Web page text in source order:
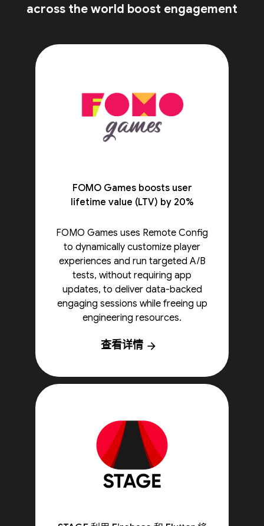
across the world boost engagement
FOMO Games boosts user
lifetime value (LTV) by 20%
FOMO Games uses Remote Config
to dynamically customize player
experiences and run targeted A/B
tests, without requiring app
updates, to deliver data-backed
engaging sessions while freeing up
engineering resources.
查看详情 arrow_forward